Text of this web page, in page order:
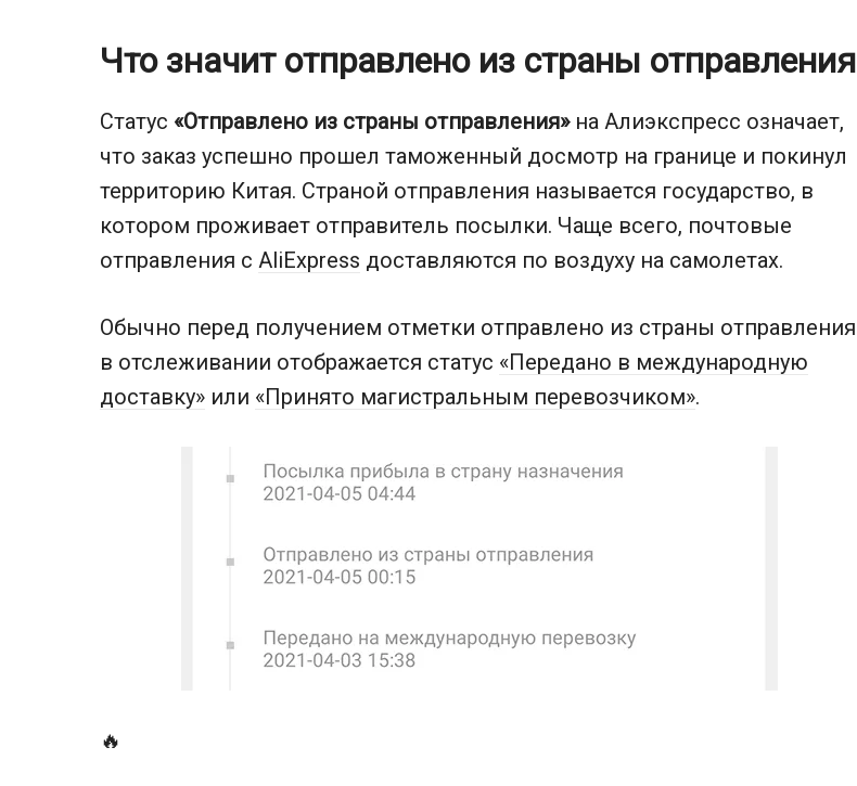
Что значит отправлено из страны отправления
Статус «Отправлено из страны отправления»на Алиэкспресс означает,
что заказ успешно прошел таможенный досмотр на границе и покинул
территорию Китая. Страной отправления называется государство, в
котором проживает отправитель посылки. Чаще всего, почтовые
отправления с AliExpress доставляются по воздуху на самолетах.
Обычно перед получением отметки отправлено из страны отправления
в отслеживании отображается статус «Передано в международную
доставку» или «Принято магистральным перевозчиком».
🔥